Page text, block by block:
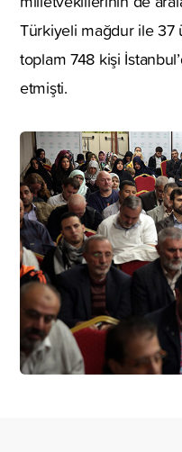
Türkiyeli mağdur ile 37
toplam 748 kişi
etmişti.